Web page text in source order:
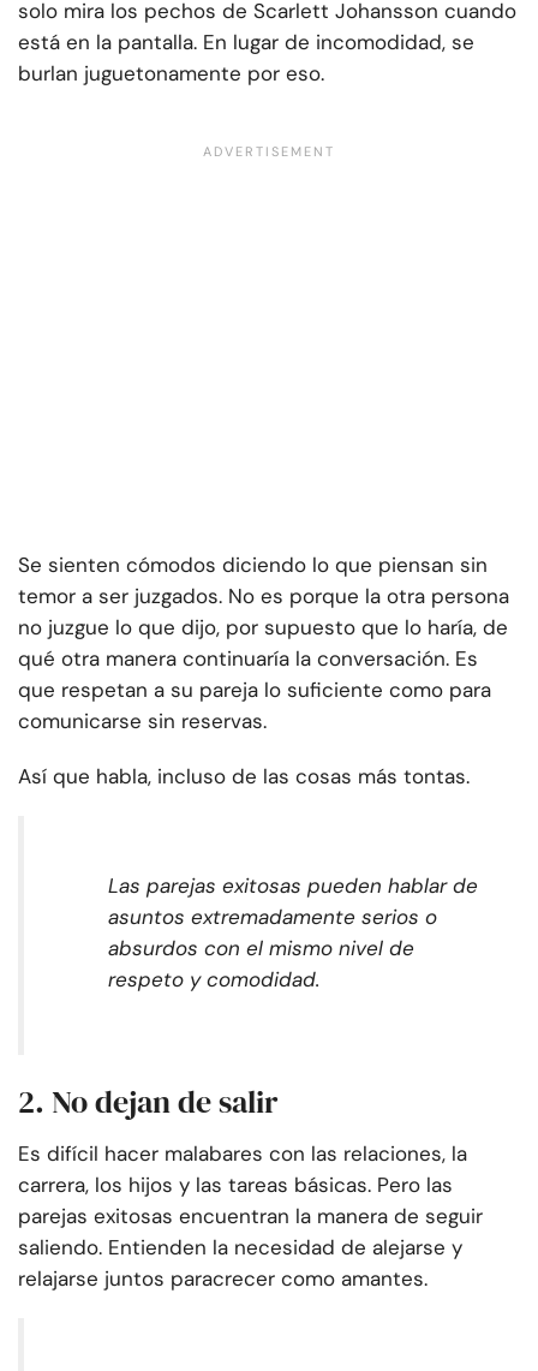
solo mira los pechos de Scarlett Johansson cuando
está en la pantalla. En lugar de incomodidad, se
burlan juguetonamente por eso.
Se sienten cómodos diciendo lo que piensan sin
temor a ser juzgados. No es porque la otra persona
no juzgue lo que dijo, por supuesto que lo haría, de
qué otra manera continuaría la conversación. Es
que respetan a su pareja lo suficiente como para
comunicarse sin reservas.
Así que habla, incluso de las cosas más tontas.
Las parejas exitosas pueden hablar de
asuntos extremadamente serios o
absurdos con el mismo nivel de
respeto y comodidad.
2. No dejan de salir
Es difícil hacer malabares con las relaciones, la
carrera, los hijos y las tareas básicas. Pero las
parejas exitosas encuentran la manera de seguir
saliendo. Entienden la necesidad de alejarse y
relajarse juntos paracrecer como amantes.